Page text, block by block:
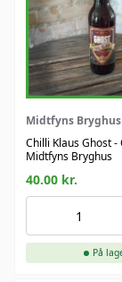
Midtfyns Bryghus
Chilli Klaus Ghost -
Midtfyns Bryghus
40.00 kr.
På